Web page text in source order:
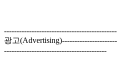
광고
-----------------------------------------